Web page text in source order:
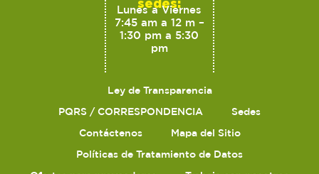
sedes:
Lunes a Viernes
7:45 am a 12 m –
1:30 pm a 5:30
pm
Ley de Transparencia
PQRS / CORRESPONDENCIA
Sedes
Contáctenos
Mapa del Sitio
Políticas de Tratamiento de Datos